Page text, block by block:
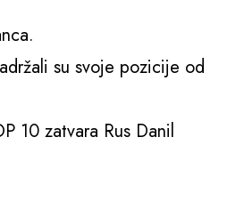
su svoje pozicije od
10 zatvara Rus Danil